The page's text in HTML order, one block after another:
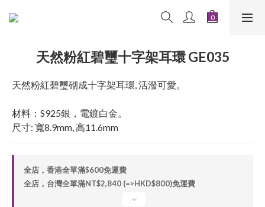
天然粉紅碧璽十字架耳環 GE035
天然粉紅碧璽砌成十字架耳環, 活潑可愛。
材料：S925銀，電鍍白金。
尺寸: 寬8.9mm, 高11.6mm
全店，香港全單滿$600免運費
全店，台灣全單滿NT$2,840 (=>HKD$800)免運費